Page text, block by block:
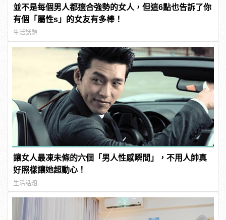
並不是每個男人都適合強勢的女人，但這6點也告訴了你
有個「屬性s」的女友有多棒！
生活話題
讓女人最凍未條的六個「男人性感瞬間」，不用人帥真
好照樣讓她超動心！
生活話題